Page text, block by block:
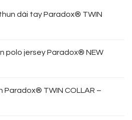
dài tay Paradox® TWIN
polo jersey Paradox® NEW
Paradox® TWIN COLLAR –